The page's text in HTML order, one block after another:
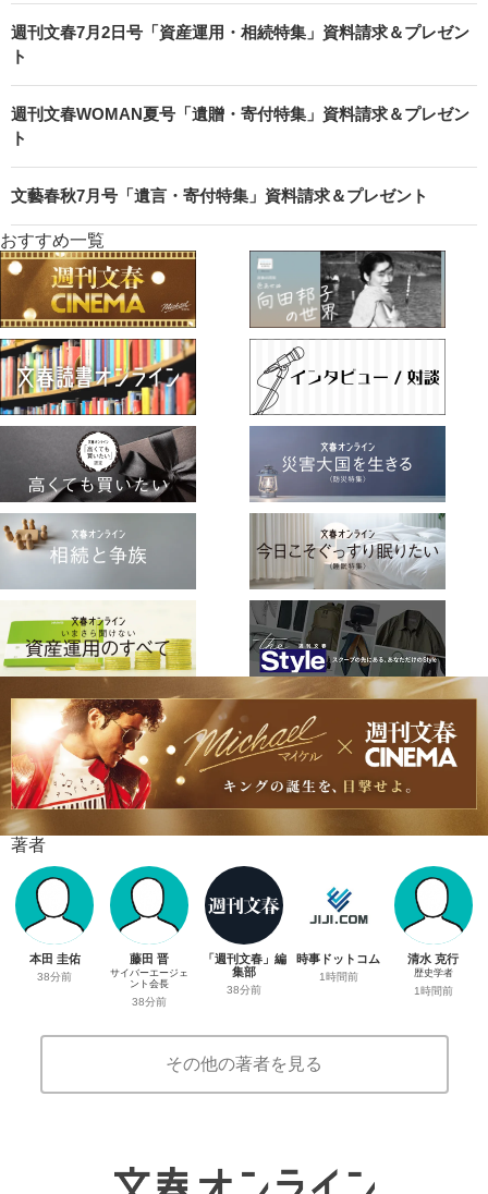
週刊文春7月2日号「資産運用・相続特集」資料請求＆プレゼン
ト
週刊文春WOMAN夏号「遺贈・寄付特集」資料請求＆プレゼン
ト
文藝春秋7月号「遺言・寄付特集」資料請求＆プレゼント
おすすめ一覧
著者
本田 圭佑
38分前
藤田 晋
サイバーエージェ
ント会長
38分前
「週刊文春」編
集部
38分前
時事ドットコム
1時間前
清水 克行
歴史学者
1時間前
その他の著者を見る